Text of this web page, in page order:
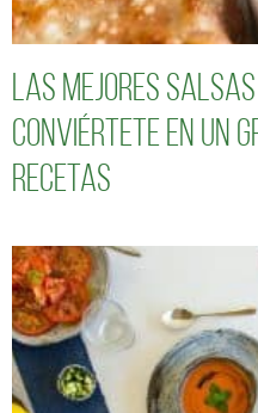
Las mejores
Conviértete en un
recetas